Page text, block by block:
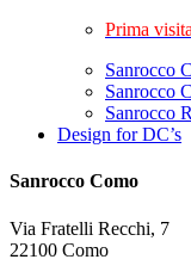
Prima
Sanrocco
Sanrocco
Sanrocco
Design for DC’s
Sanrocco Como
Via Fratelli Recchi, 7
22100 Como